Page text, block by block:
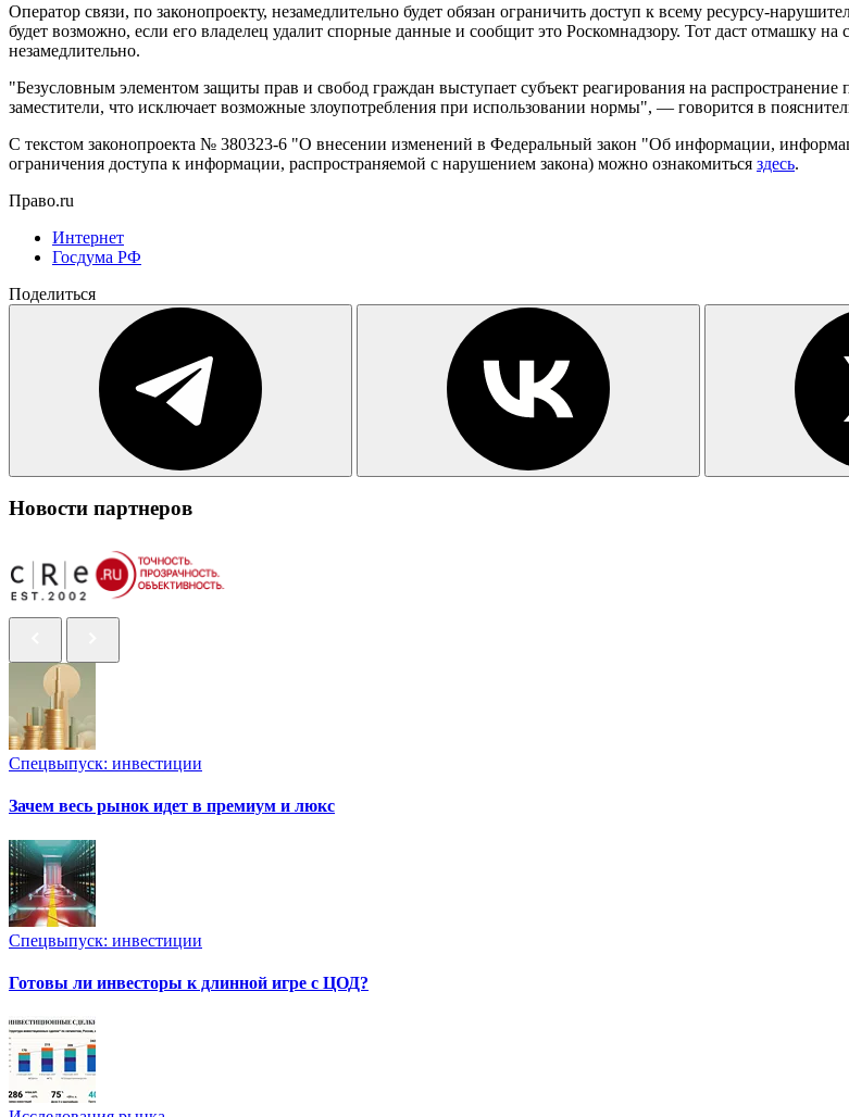
Оператор связи, по законопроекту, незамедлительно будет обязан ограничить доступ к всему ресурсу-
будет возможно, если его владелец удалит спорные данные и сообщит это Роскомнадзору. Тот даст отмашку
незамедлительно.
"Безусловным элементом защиты прав и свобод граждан выступает субъект реагирования на
заместители, что исключает возможные злоупотребления при использовании нормы", — говорится в
С текстом законопроекта № 380323-6 "О внесении изменений в Федеральный закон "Об информации,
ограничения доступа к информации, распространяемой с нарушением закона) можно ознакомиться здесь.
Право.ru
Интернет
Госдума РФ
Поделиться
Новости партнеров
Спецвыпуск: инвестиции
Зачем весь рынок идет в премиум и люкс
Спецвыпуск: инвестиции
Готовы ли инвесторы к длинной игре с ЦОД?